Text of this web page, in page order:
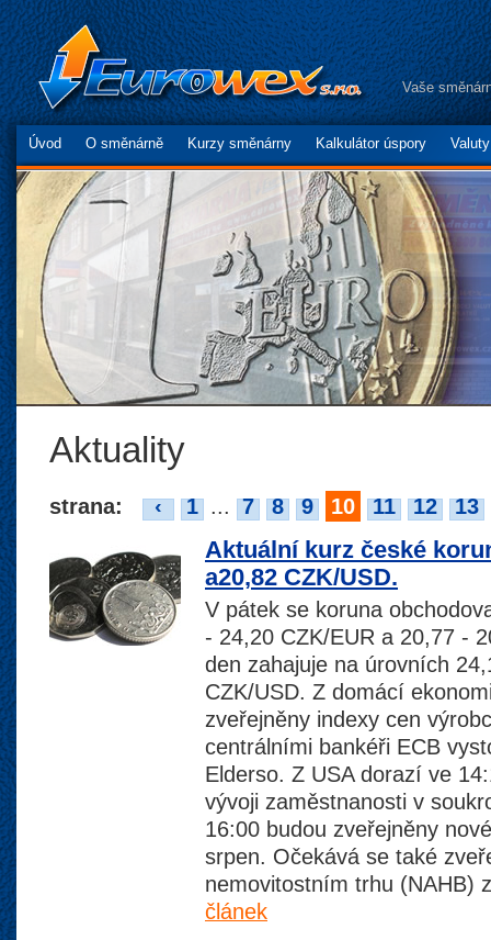
Vaše
Úvod O směnárně Kurzy směnárny Kalkulátor úspory
Aktuality
strana: ‹ 1 ... 7 8 9 10 11 12 13
Aktuální kurz české
a20,82 CZK/USD.
V pátek se koruna
- 24,20 CZK/EUR a 20,77 -
den zahajuje na úrovních
CZK/USD. Z domácí
zveřejněny indexy cen
centrálními bankéři ECB
Elderso. Z USA dorazí ve
vývoji zaměstnanosti v
16:00 budou zveřejněny
srpen. Očekává se také
nemovitostním trhu (NAHB)
článek